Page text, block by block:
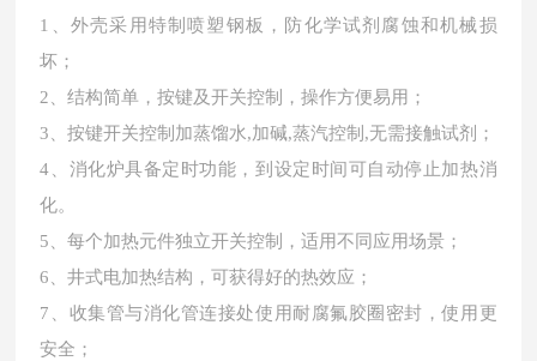
1、 外壳采用特制喷塑钢板，防化学试剂腐蚀和机械损
坏；
2、结构简单，按键及开关控制，操作方便易用；
3、按键开关控制加蒸馏水,加碱,蒸汽控制,无需接触试剂
；
4、 消化炉具备定时功能，到设定时间可自动停止加热消
化。
5、每个加热元件独立开关控制，适用不同应用场景；
6、井式电加热结构，可获得好的热效应；
7、 收集管与消化管连接处使用耐腐氟胶圈密封，使用更
安全；